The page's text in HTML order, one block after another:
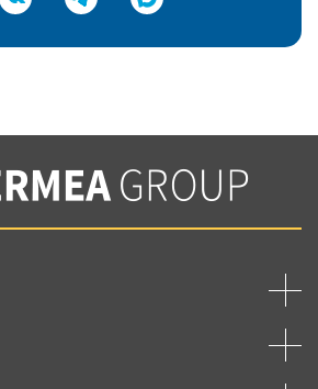
mail
с нашей политикой